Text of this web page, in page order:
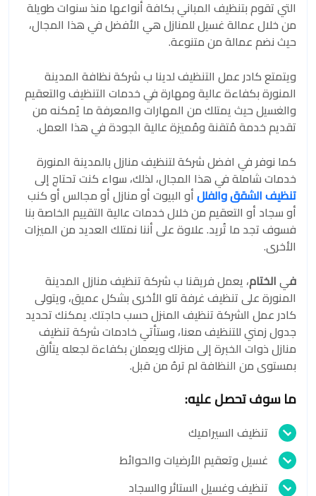
التي تقوم بتنظيف المباني بكافة أنواعها منذ سنوات طويلة
من خلال عمالة غسيل للمنازل هي الأفضل في هذا المجال،
حيث نضم عمالة من متنوعة.
ويتمتع كادر عمل التنظيف لدينا ب شركة نظافة المدينة
المنورة بكفاءة عالية ومهارة في خدمات التنظيف والتعقيم
والغسيل حيث يمتلك من المهارات والمعرفة ما يُمكنه من
تقديم خدمة مُتقنة ومُميزة عالية الجودة في هذا العمل.
كما نوفر في افضل شركة لتنظيف منازل بالمدينة المنورة
خدمات شاملة في هذا المجال، لذلك، سواء كنت تحتاج إلى
تنظيف الشقق والفللأو البيوت أو منازل أو مجالس أو كنب
أو سجاد أو التعقيم من خلال خدمات عالية التقييم الخاصة بنا
فسوف تجد ما تُريد. علاوة على أننا نمتلك العديد من الميزات
الأخرى.
فيالختام، يعمل فريقنا ب شركة تنظيف منازل المدينة
المنورة على تنظيف غرفة تلو الأخرى بشكل عميق، ويتولى
كادر عمل الشركة تنظيف المنزل حسب حاجتك. يمكنك تحديد
جدول زمني للتنظيف معنا، وستأتي خادمات شركة تنظيف
منازل ذوات الخبرة إلى منزلك ويعملن بكفاءة لجعله يتألق
بمستوى من النظافة لم ترهُ من قبل.
ما سوف تحصل عليه:
تنظيف السيراميك
غسيل وتعقيم الأرضيات والحوائط
تنظيف وغسيل الستائر والسجاد